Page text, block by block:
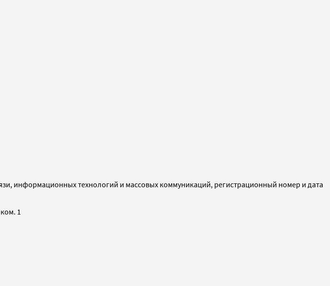
информационных технологий и массовых коммуникаций, регистрационный номер и дата
1